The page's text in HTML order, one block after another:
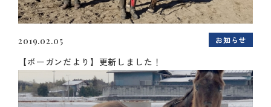
2019.02.05 お知らせ
【ボーガンだより】更新しました！